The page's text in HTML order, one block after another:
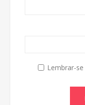
Lembrar-